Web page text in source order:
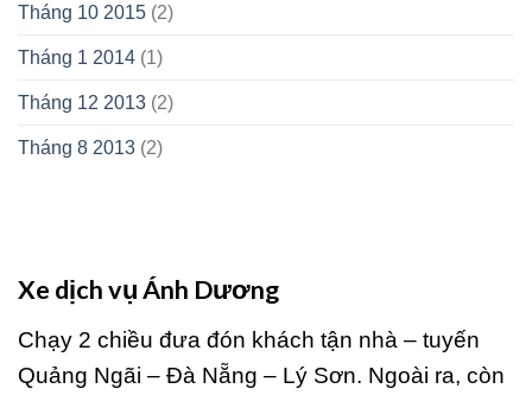
Tháng 10 2015 (2)
Tháng 1 2014 (1)
Tháng 12 2013 (2)
Tháng 8 2013 (2)
Xe dịch vụ Ánh Dương
Chạy 2 chiều đưa đón khách tận nhà – tuyến
Quảng Ngãi – Đà Nẵng – Lý Sơn. Ngoài ra, còn